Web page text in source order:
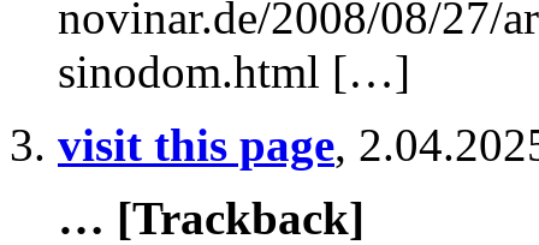
novinar.de/2008/08/27/
sinodom.html […]
visit this page,
… [Trackback]